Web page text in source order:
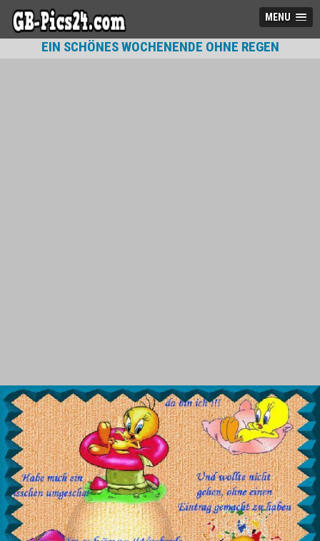
MENU
EIN SCHÖNES WOCHENENDE OHNE REGEN